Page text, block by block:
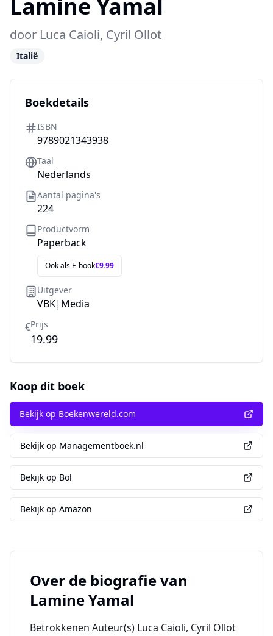
Lamine Yamal
door Luca Caioli, Cyril Ollot
Italië
Boekdetails
ISBN
9789021343938
Taal
Nederlands
Aantal pagina's
224
Productvorm
Paperback
Ook als E-book€9.99
Uitgever
VBK|Media
€Prijs
19.99
Koop dit boek
Bekijk op Boekenwereld.com
Bekijk op Managementboek.nl
Bekijk op Bol
Bekijk op Amazon
Over de biografie van
Lamine Yamal
Betrokkenen Auteur(s) Luca Caioli, Cyril Ollot